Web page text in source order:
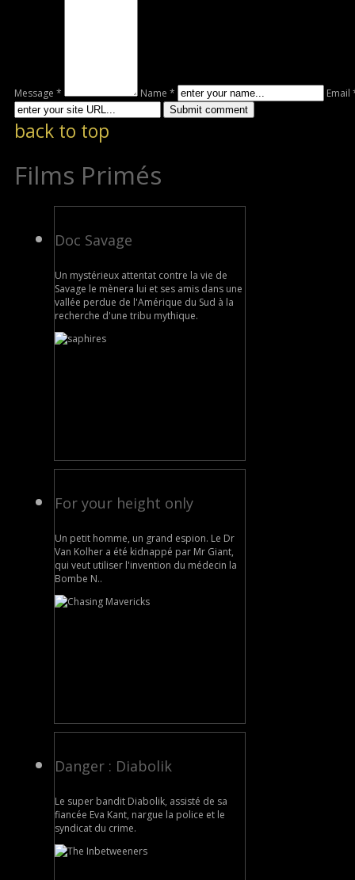
Message * Name * Email
back to top
Films Primés
Doc Savage
Un mystérieux attentat contre la vie de
Savage le mènera lui et ses amis dans une
vallée perdue de l'Amérique du Sud à la
recherche d'une tribu mythique.
For your height only
Un petit homme, un grand espion. Le Dr
Van Kolher a été kidnappé par Mr Giant,
qui veut utiliser l'invention du médecin la
Bombe N..
Danger : Diabolik
Le super bandit Diabolik, assisté de sa
fiancée Eva Kant, nargue la police et le
syndicat du crime.